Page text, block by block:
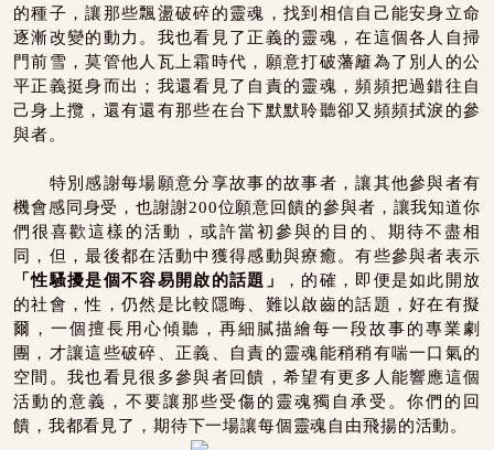
的種子，讓那些飄盪破碎的靈魂，找到相信自己能安身立命
逐漸改變的動力。我也看見了正義的靈魂，在這個各人自掃
門前雪，莫管他人瓦上霜時代，願意打破藩籬為了別人的公
平正義挺身而出；我還看見了自責的靈魂，頻頻把過錯往自
己身上攬，還有還有那些在台下默默聆聽卻又頻頻拭淚的參
與者。
特別感謝每場願意分享故事的故事者，讓其他參與者有
機會感同身受，也謝謝200位願意回饋的參與者，讓我知道你
們很喜歡這樣的活動，或許當初參與的目的、期待不盡相
同，但，最後都在活動中獲得感動與療癒。有些參與者表示
「性騷擾是個不容易開啟的話題」
，的確，即便是如此開放
的社會，性，仍然是比較隱晦、難以啟齒的話題，好在有擬
爾，一個擅長用心傾聽，再細膩描繪每一段故事的專業劇
團，才讓這些破碎、正義、自責的靈魂能稍稍有喘一口氣的
空間。我也看見很多參與者回饋，希望有更多人能響應這個
活動的意義，不要讓那些受傷的靈魂獨自承受。你們的回
饋，我都看見了，期待下一場讓每個靈魂自由飛揚的活動。